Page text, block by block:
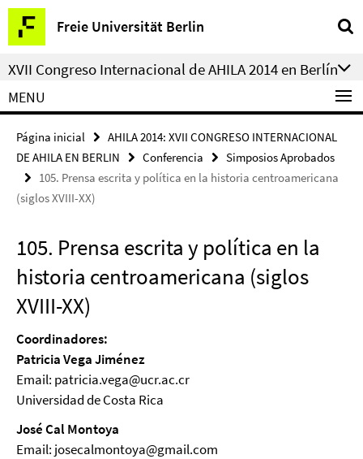
Springe
direkt
zu
Inhalt
Freie Universität Berlin
Herramientas
de
navegación
XVII Congreso Internacional de AHILA 2014 en Berlín
MENU
Página inicial
AHILA 2014: XVII CONGRESO INTERNACIONAL
DE AHILA EN BERLIN
Conferencia
Simposios Aprobados
105. Prensa escrita y política en la historia centroamericana
(siglos XVIII-XX)
105. Prensa escrita y política en la
historia centroamericana (siglos
XVIII-XX)
Coordinadores:
Patricia Vega Jiménez
Email: patricia.vega@ucr.ac.cr
Universidad de Costa Rica
José Cal Montoya
Email: josecalmontoya@gmail.com